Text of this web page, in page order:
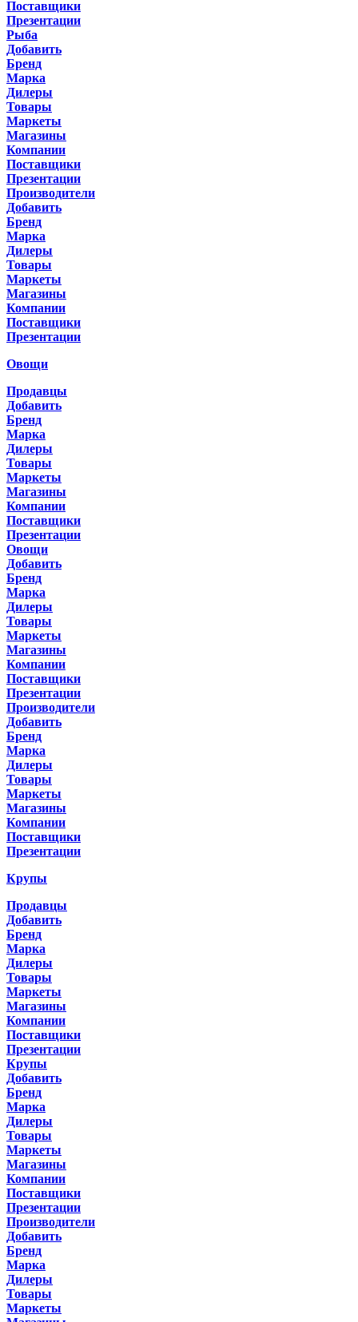
Поставщики
Презентации
Рыба
Добавить
Бренд
Марка
Дилеры
Товары
Маркеты
Магазины
Компании
Поставщики
Презентации
Производители
Добавить
Бренд
Марка
Дилеры
Товары
Маркеты
Магазины
Компании
Поставщики
Презентации
Овощи
Продавцы
Добавить
Бренд
Марка
Дилеры
Товары
Маркеты
Магазины
Компании
Поставщики
Презентации
Овощи
Добавить
Бренд
Марка
Дилеры
Товары
Маркеты
Магазины
Компании
Поставщики
Презентации
Производители
Добавить
Бренд
Марка
Дилеры
Товары
Маркеты
Магазины
Компании
Поставщики
Презентации
Крупы
Продавцы
Добавить
Бренд
Марка
Дилеры
Товары
Маркеты
Магазины
Компании
Поставщики
Презентации
Крупы
Добавить
Бренд
Марка
Дилеры
Товары
Маркеты
Магазины
Компании
Поставщики
Презентации
Производители
Добавить
Бренд
Марка
Дилеры
Товары
Маркеты